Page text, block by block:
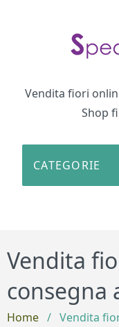
Vendita fiori
Shop
CATEGORIE
Vendita
consegna
Home / Vendita